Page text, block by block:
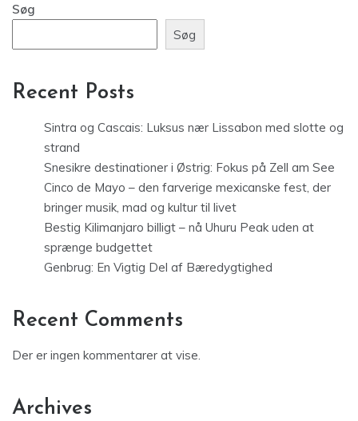
Søg
Søg
Recent Posts
Sintra og Cascais: Luksus nær Lissabon med slotte og
strand
Snesikre destinationer i Østrig: Fokus på Zell am See
Cinco de Mayo – den farverige mexicanske fest, der
bringer musik, mad og kultur til livet
Bestig Kilimanjaro billigt – nå Uhuru Peak uden at
sprænge budgettet
Genbrug: En Vigtig Del af Bæredygtighed
Recent Comments
Der er ingen kommentarer at vise.
Archives